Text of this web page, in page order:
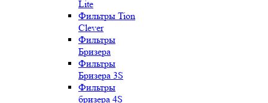
Lite
Фильтры Tion
Clever
Фильтры
Бризера
Фильтры
Бризера 3S
Фильтры
бризера 4S